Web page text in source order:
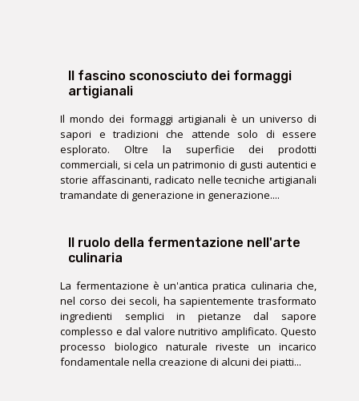
Il fascino sconosciuto dei formaggi
artigianali
Il mondo dei formaggi artigianali è un universo di
sapori e tradizioni che attende solo di essere
esplorato. Oltre la superficie dei prodotti
commerciali, si cela un patrimonio di gusti autentici e
storie affascinanti, radicato nelle tecniche artigianali
tramandate di generazione in generazione....
Il ruolo della fermentazione nell'arte
culinaria
La fermentazione è un'antica pratica culinaria che,
nel corso dei secoli, ha sapientemente trasformato
ingredienti semplici in pietanze dal sapore
complesso e dal valore nutritivo amplificato. Questo
processo biologico naturale riveste un incarico
fondamentale nella creazione di alcuni dei piatti...